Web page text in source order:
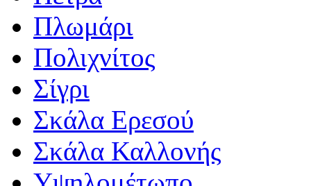
Πλωμάρι
Πολιχνίτος
Σίγρι
Σκάλα Ερεσού
Σκάλα Καλλονής